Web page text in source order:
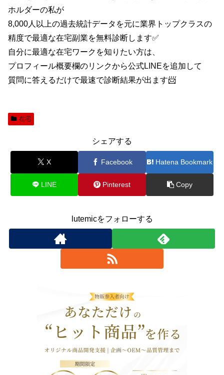
ホルダーの私が
8,000人以上の過去統計データを元に業界トップクラスの
精度で最適な在宅副業を無料診断します✅
自分に最適な在宅ワークを知りたい方は、
プロフィール概要欄のリンクから公式LINEを追加して
質問に答えるだけで最速で診断結果が出ます📨
在宅
シェアする
X Facebook Hatena Bookmark
LINE Pinterest Copy
lutemicをフォローする